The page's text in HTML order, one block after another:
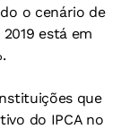
o cenário de
está em
que
do IPCA no